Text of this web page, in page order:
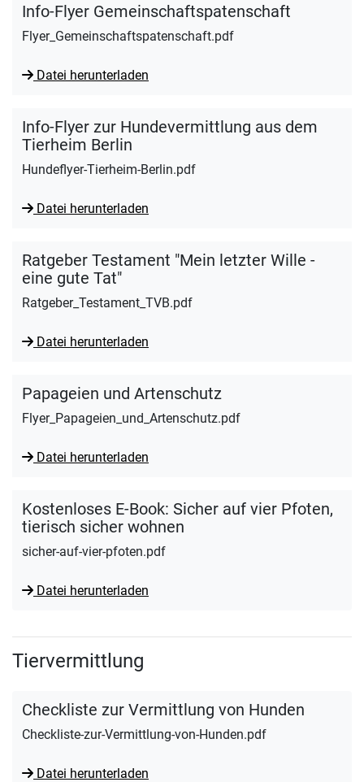
Info-Flyer Gemeinschaftspatenschaft
Flyer_Gemeinschaftspatenschaft.pdf
Datei herunterladen
Info-Flyer zur Hundevermittlung aus dem
Tierheim Berlin
Hundeflyer-Tierheim-Berlin.pdf
Datei herunterladen
Ratgeber Testament "Mein letzter Wille -
eine gute Tat"
Ratgeber_Testament_TVB.pdf
Datei herunterladen
Papageien und Artenschutz
Flyer_Papageien_und_Artenschutz.pdf
Datei herunterladen
Kostenloses E-Book: Sicher auf vier Pfoten,
tierisch sicher wohnen
sicher-auf-vier-pfoten.pdf
Datei herunterladen
Tiervermittlung
Checkliste zur Vermittlung von Hunden
Checkliste-zur-Vermittlung-von-Hunden.pdf
Datei herunterladen